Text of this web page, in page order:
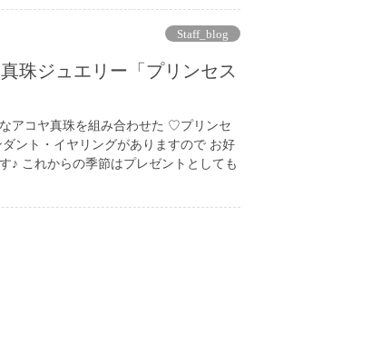
Staff_blog
珠ジュエリー「プリンセス
アコヤ真珠を組み合わせた ♡プリンセ
ント・イヤリングがありますので お好
♪ これからの季節はプレゼントとしても